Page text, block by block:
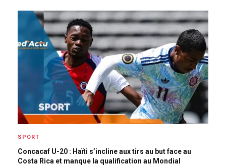
SPORT
Concacaf U-20 : Haïti s’incline aux tirs au but face au
Costa Rica et manque la qualification au Mondial